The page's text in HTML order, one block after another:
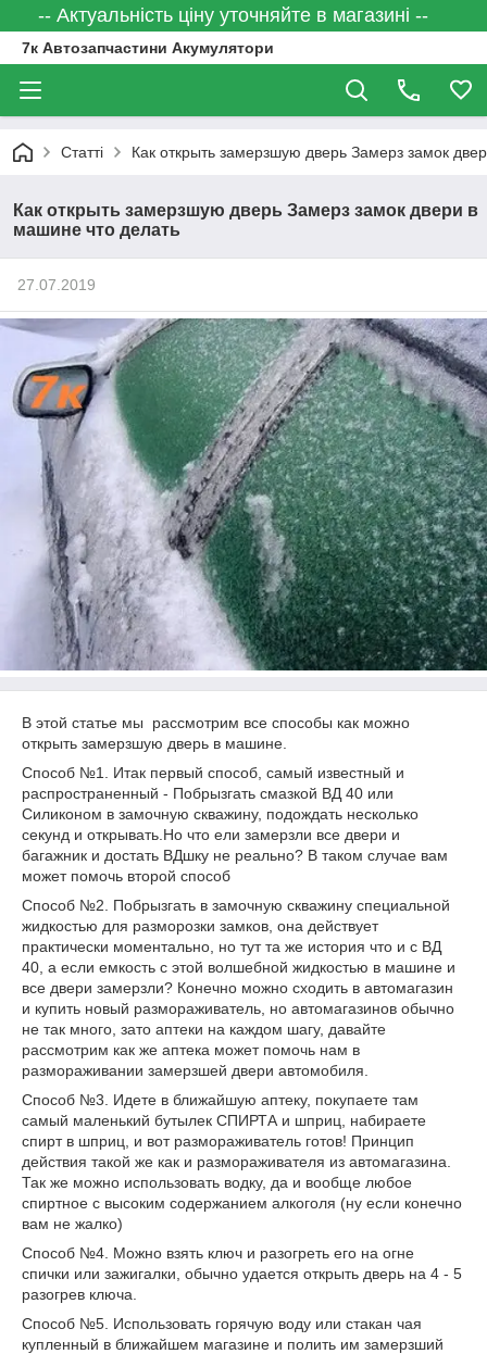
-- Актуальність ціну уточняйте в магазині --
7к Автозапчастини Акумулятори
Статті Как открыть замерзшую дверь Замерз замок
Как открыть замерзшую дверь Замерз замок двери в
машине что делать
27.07.2019
В этой статье мы рассмотрим все способы как можно
открыть замерзшую дверь в машине.
Способ №1. Итак первый способ, самый известный и
распространенный - Побрызгать смазкой ВД 40 или
Силиконом в замочную скважину, подождать несколько
секунд и открывать.Но что ели замерзли все двери и
багажник и достать ВДшку не реально? В таком случае вам
может помочь второй способ
Способ №2. Побрызгать в замочную скважину специальной
жидкостью для разморозки замков, она действует
практически моментально, но тут та же история что и с ВД
40, а если емкость с этой волшебной жидкостью в машине и
все двери замерзли? Конечно можно сходить в автомагазин
и купить новый размораживатель, но автомагазинов обычно
не так много, зато аптеки на каждом шагу, давайте
рассмотрим как же аптека может помочь нам в
размораживании замерзшей двери автомобиля.
Способ №3. Идете в ближайшую аптеку, покупаете там
самый маленький бутылек СПИРТА и шприц, набираете
спирт в шприц, и вот размораживатель готов! Принцип
действия такой же как и размораживателя из автомагазина.
Так же можно использовать водку, да и вообще любое
спиртное с высоким содержанием алкоголя (ну если конечно
вам не жалко)
Способ №4. Можно взять ключ и разогреть его на огне
спички или зажигалки, обычно удается открыть дверь на 4 - 5
разогрев ключа.
Способ №5. Использовать горячую воду или стакан чая
купленный в ближайшем магазине и полить им замерзший